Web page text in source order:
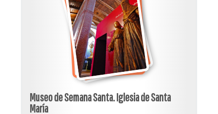
Museo de Semana Santa. Iglesia de Santa
María